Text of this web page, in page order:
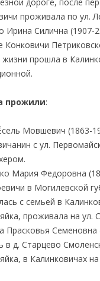
проживала по ул.
Ирина Силична (1907-
Конковичи
жизни прошла в
прожили:
Мовшевич (1863-
с ул.
Мария Федоровна
в Могилевской
с семьей в
проживала на ул.
Прасковья Семеновна
в д. Старцево
в Калинковичах